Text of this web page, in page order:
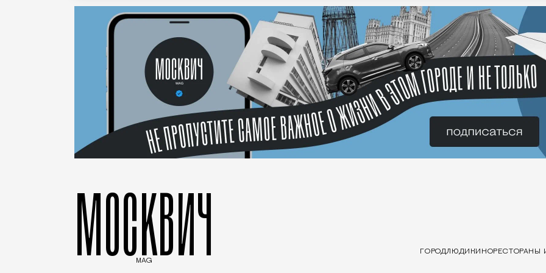
МОСКВИЧ
MAG
ГОРОДЛЮДИ КИНОРЕСТОРАНЫ